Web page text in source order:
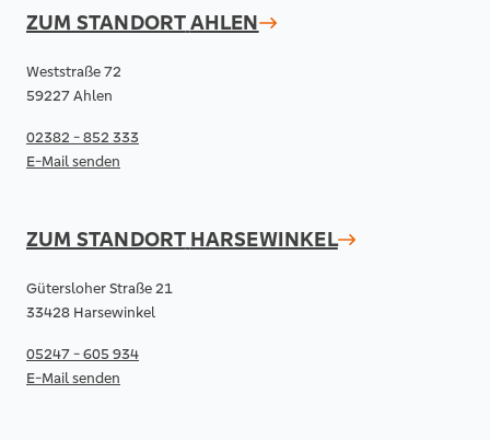
ZUM STANDORTAHLEN
Weststraße 72
59227 Ahlen
02382 - 852 333
E-Mail senden
ZUM STANDORT HARSEWINKEL
Gütersloher Straße 21
33428 Harsewinkel
05247 - 605 934
E-Mail senden